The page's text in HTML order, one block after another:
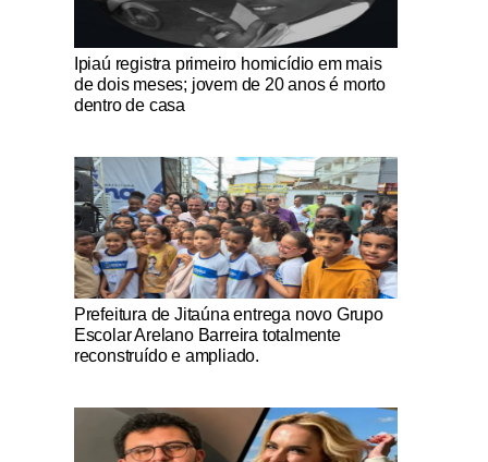
Notícias Católicas
Ipiaú registra primeiro homicídio em mais
de dois meses; jovem de 20 anos é morto
dentro de casa
Notícias Católicas
Prefeitura de Jitaúna entrega novo Grupo
Escolar Arelano Barreira totalmente
reconstruído e ampliado.